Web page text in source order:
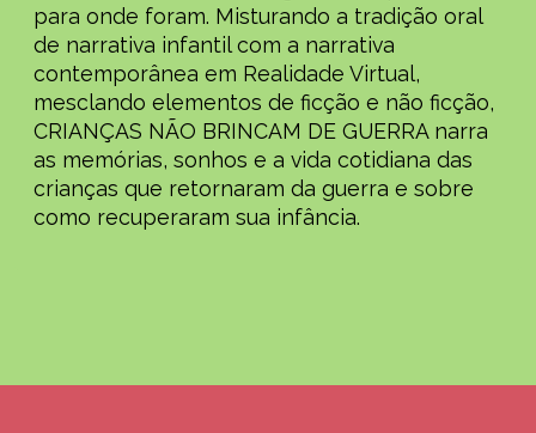
para onde foram. Misturando a tradição oral
de narrativa infantil com a narrativa
contemporânea em Realidade Virtual,
mesclando elementos de ficção e não ficção,
CRIANÇAS NÃO BRINCAM DE GUERRA narra
as memórias, sonhos e a vida cotidiana das
crianças que retornaram da guerra e sobre
como recuperaram sua infância.